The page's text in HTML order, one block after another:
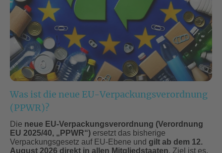
Was ist die neue EU-Verpackungsverordnung
(PPWR)?
Die neue EU-Verpackungsverordnung (Verordnung
EU 2025/40, „PPWR“) ersetzt das bisherige
Verpackungsgesetz auf EU-Ebene und gilt ab dem 12.
August 2026 direkt in allen Mitgliedstaaten. Ziel ist es,